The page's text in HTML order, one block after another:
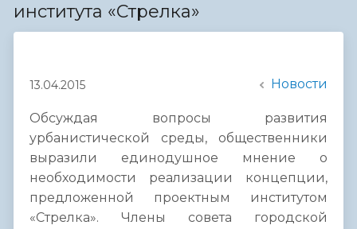
института «Стрелка»
13.04.2015 Новости
Обсуждая вопросы развития
урбанистической среды, общественники
выразили единодушное мнение о
необходимости реализации концепции,
предложенной проектным институтом
«Стрелка». Члены совета городской